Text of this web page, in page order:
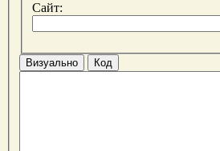
Сайт:
Визуально Код